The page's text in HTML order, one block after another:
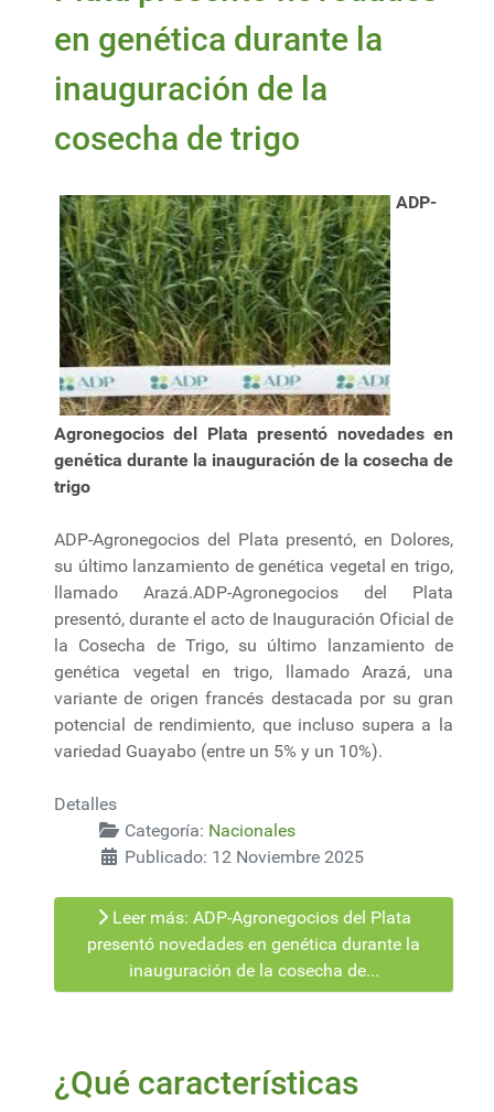
en genética durante la
inauguración de la
cosecha de trigo
ADP-
Agronegocios del Plata presentó novedades en
genética durante la inauguración de la cosecha de
trigo
ADP-Agronegocios del Plata presentó, en Dolores,
su último lanzamiento de genética vegetal en trigo,
llamado Arazá.ADP-Agronegocios del Plata
presentó, durante el acto de Inauguración Oficial de
la Cosecha de Trigo, su último lanzamiento de
genética vegetal en trigo, llamado Arazá, una
variante de origen francés destacada por su gran
potencial de rendimiento, que incluso supera a la
variedad Guayabo (entre un 5% y un 10%).
Detalles
Categoría: Nacionales
Publicado: 12 Noviembre 2025
Leer más: ADP-Agronegocios del Plata
presentó novedades en genética durante la
inauguración de la cosecha de...
¿Qué características